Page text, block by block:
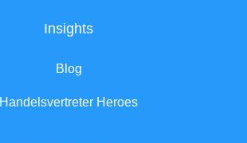
Insights
Blog
Handelsvertreter Heroes